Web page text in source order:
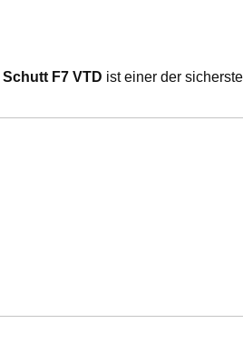
Schutt F7 VTD ist einer der